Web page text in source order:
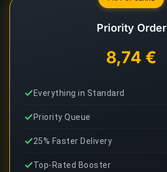
Priority Order
8,74 €
Everything in Standard
Priority Queue
25% Faster Delivery
Top-Rated Booster